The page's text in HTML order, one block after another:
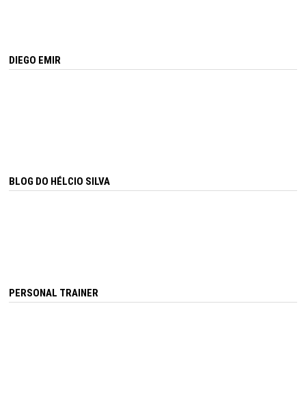
DIEGO EMIR
BLOG DO HÉLCIO SILVA
PERSONAL TRAINER